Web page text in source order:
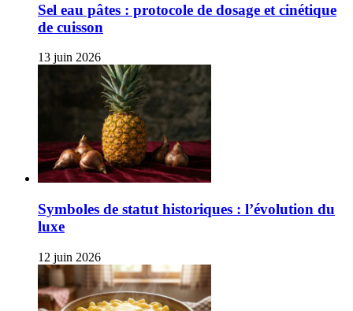
Sel eau pâtes : protocole de dosage et cinétique
de cuisson
13 juin 2026
Symboles de statut historiques : l’évolution du
luxe
12 juin 2026